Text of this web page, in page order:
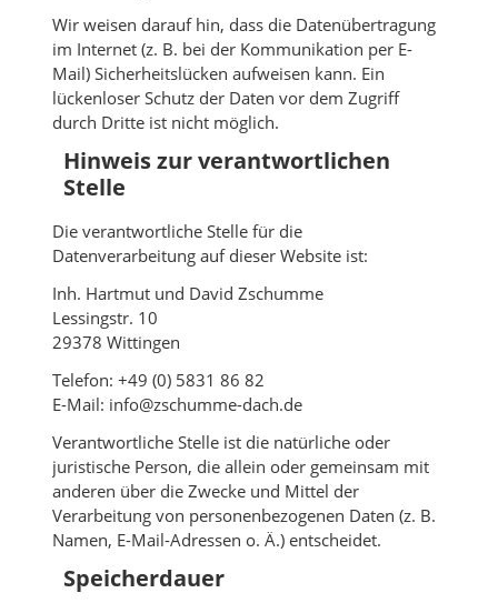
Wir weisen darauf hin, dass die Datenübertragung
im Internet (z. B. bei der Kommunikation per E-
Mail) Sicherheitslücken aufweisen kann. Ein
lückenloser Schutz der Daten vor dem Zugriff
durch Dritte ist nicht möglich.
Hinweis zur verantwortlichen
Stelle
Die verantwortliche Stelle für die
Datenverarbeitung auf dieser Website ist:
Inh. Hartmut und David Zschumme
Lessingstr. 10
29378 Wittingen
Telefon: +49 (0) 5831 86 82
E-Mail: info@zschumme-dach.de
Verantwortliche Stelle ist die natürliche oder
juristische Person, die allein oder gemeinsam mit
anderen über die Zwecke und Mittel der
Verarbeitung von personenbezogenen Daten (z. B.
Namen, E-Mail-Adressen o. Ä.) entscheidet.
Speicherdauer